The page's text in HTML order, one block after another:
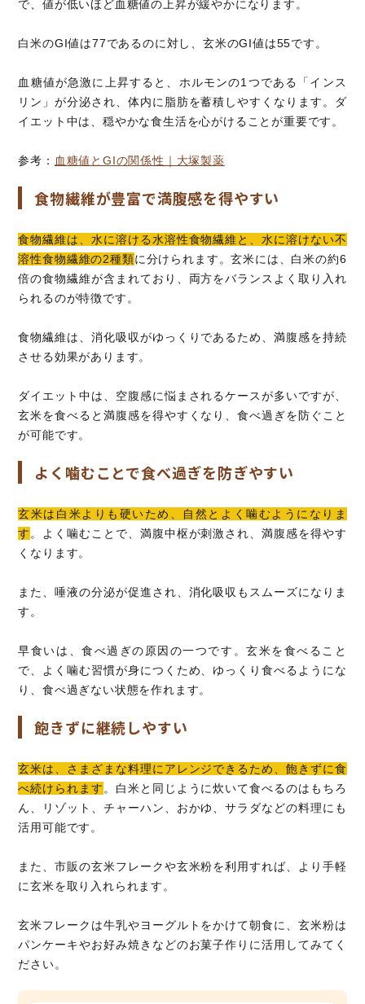
で、値が低いほど血糖値の上昇が緩やかになります。
白米のGI値は77であるのに対し、玄米のGI値は55です。
血糖値が急激に上昇すると、ホルモンの1つである「インス
リン」が分泌され、体内に脂肪を蓄積しやすくなります。ダ
イエット中は、穏やかな食生活を心がけることが重要です。
参考： 血糖値とGIの関係性｜大塚製薬
食物繊維が豊富で満腹感を得やすい
食物繊維は、水に溶ける水溶性食物繊維と、水に溶けない不
溶性食物繊維の2種類に分けられます。玄米には、白米の約6
倍の食物繊維が含まれており、両方をバランスよく取り入れ
られるのが特徴です。
食物繊維は、消化吸収がゆっくりであるため、満腹感を持続
させる効果があります。
ダイエット中は、空腹感に悩まされるケースが多いですが、
玄米を食べると満腹感を得やすくなり、食べ過ぎを防ぐこと
が可能です。
よく噛むことで食べ過ぎを防ぎやすい
玄米は白米よりも硬いため、自然とよく噛むようになりま
す。よく噛むことで、満腹中枢が刺激され、満腹感を得やす
くなります。
また、唾液の分泌が促進され、消化吸収もスムーズになりま
す。
早食いは、食べ過ぎの原因の一つです。玄米を食べること
で、よく噛む習慣が身につくため、ゆっくり食べるようにな
り、食べ過ぎない状態を作れます。
飽きずに継続しやすい
玄米は、さまざまな料理にアレンジできるため、飽きずに食
べ続けられます。白米と同じように炊いて食べるのはもちろ
ん、リゾット、チャーハン、おかゆ、サラダなどの料理にも
活用可能です。
また、市販の玄米フレークや玄米粉を利用すれば、より手軽
に玄米を取り入れられます。
玄米フレークは牛乳やヨーグルトをかけて朝食に、玄米粉は
パンケーキやお好み焼きなどのお菓子作りに活用してみてく
ださい。